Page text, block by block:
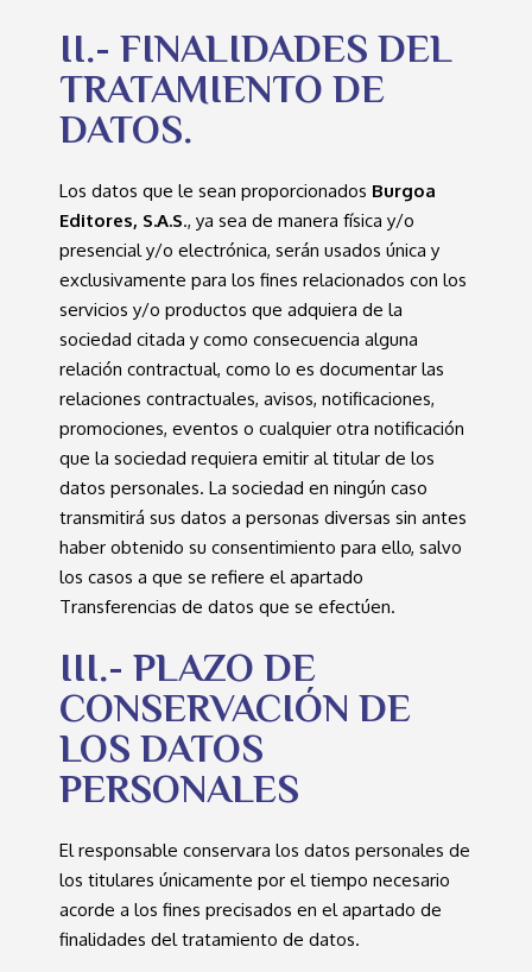
II.- FINALIDADES DEL
TRATAMIENTO DE
DATOS.
Los datos que le sean proporcionados Burgoa
Editores, S.A.S., ya sea de manera física y/o
presencial y/o electrónica, serán usados única y
exclusivamente para los fines relacionados con los
servicios y/o productos que adquiera de la
sociedad citada y como consecuencia alguna
relación contractual, como lo es documentar las
relaciones contractuales, avisos, notificaciones,
promociones, eventos o cualquier otra notificación
que la sociedad requiera emitir al titular de los
datos personales. La sociedad en ningún caso
transmitirá sus datos a personas diversas sin antes
haber obtenido su consentimiento para ello, salvo
los casos a que se refiere el apartado
Transferencias de datos que se efectúen.
III.- PLAZO DE
CONSERVACIÓN DE
LOS DATOS
PERSONALES
El responsable conservara los datos personales de
los titulares únicamente por el tiempo necesario
acorde a los fines precisados en el apartado de
finalidades del tratamiento de datos.